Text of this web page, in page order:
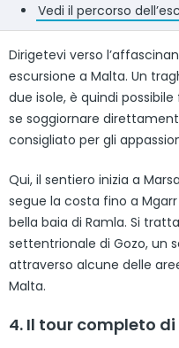
Vedi il percorso
Dirigetevi verso
escursione a Malta. Un
due isole, è quindi
se soggiornare
consigliato per gli
Qui, il sentiero inizia a
segue la costa fino a
bella baia di Ramla. Si
settentrionale di Gozo, un
attraverso alcune delle
Malta.
4. Il tour completo